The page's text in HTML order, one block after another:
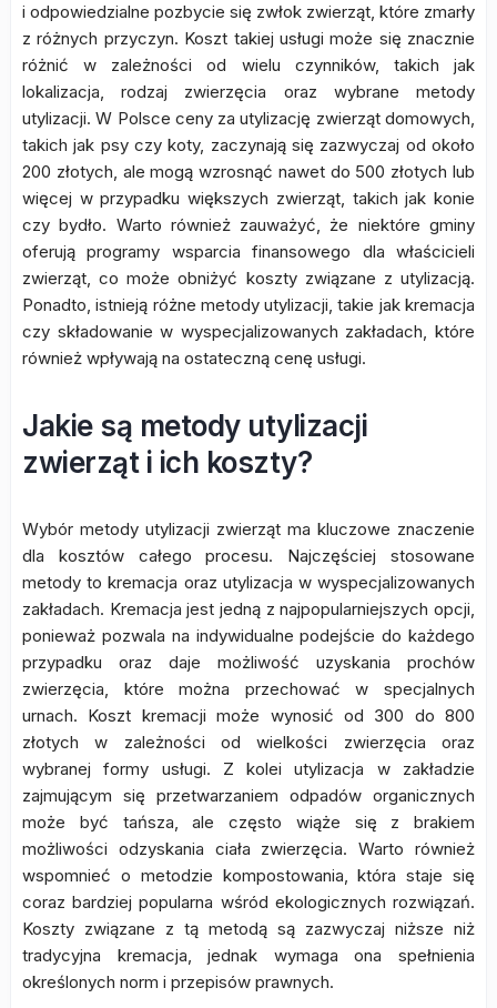
i odpowiedzialne pozbycie się zwłok zwierząt, które zmarły
z różnych przyczyn. Koszt takiej usługi może się znacznie
różnić w zależności od wielu czynników, takich jak
lokalizacja, rodzaj zwierzęcia oraz wybrane metody
utylizacji. W Polsce ceny za utylizację zwierząt domowych,
takich jak psy czy koty, zaczynają się zazwyczaj od około
200 złotych, ale mogą wzrosnąć nawet do 500 złotych lub
więcej w przypadku większych zwierząt, takich jak konie
czy bydło. Warto również zauważyć, że niektóre gminy
oferują programy wsparcia finansowego dla właścicieli
zwierząt, co może obniżyć koszty związane z utylizacją.
Ponadto, istnieją różne metody utylizacji, takie jak kremacja
czy składowanie w wyspecjalizowanych zakładach, które
również wpływają na ostateczną cenę usługi.
Jakie są metody utylizacji
zwierząt i ich koszty?
Wybór metody utylizacji zwierząt ma kluczowe znaczenie
dla kosztów całego procesu. Najczęściej stosowane
metody to kremacja oraz utylizacja w wyspecjalizowanych
zakładach. Kremacja jest jedną z najpopularniejszych opcji,
ponieważ pozwala na indywidualne podejście do każdego
przypadku oraz daje możliwość uzyskania prochów
zwierzęcia, które można przechować w specjalnych
urnach. Koszt kremacji może wynosić od 300 do 800
złotych w zależności od wielkości zwierzęcia oraz
wybranej formy usługi. Z kolei utylizacja w zakładzie
zajmującym się przetwarzaniem odpadów organicznych
może być tańsza, ale często wiąże się z brakiem
możliwości odzyskania ciała zwierzęcia. Warto również
wspomnieć o metodzie kompostowania, która staje się
coraz bardziej popularna wśród ekologicznych rozwiązań.
Koszty związane z tą metodą są zazwyczaj niższe niż
tradycyjna kremacja, jednak wymaga ona spełnienia
określonych norm i przepisów prawnych.